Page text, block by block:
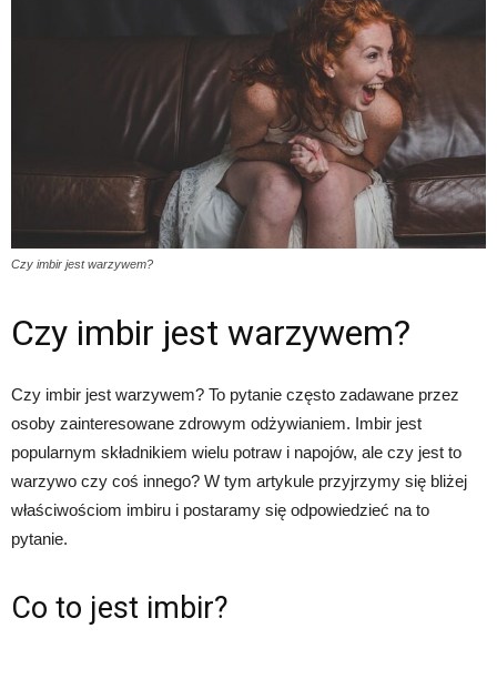
Czy imbir jest warzywem?
Czy imbir jest warzywem?
Czy imbir jest warzywem? To pytanie często zadawane przez
osoby zainteresowane zdrowym odżywianiem. Imbir jest
popularnym składnikiem wielu potraw i napojów, ale czy jest to
warzywo czy coś innego? W tym artykule przyjrzymy się bliżej
właściwościom imbiru i postaramy się odpowiedzieć na to
pytanie.
Co to jest imbir?